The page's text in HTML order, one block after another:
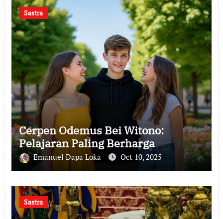
Sastra
Cerpen Odemus Bei Witono:
Pelajaran Paling Berharga
Emanuel Dapa Loka Oct 10, 2025
Sastra